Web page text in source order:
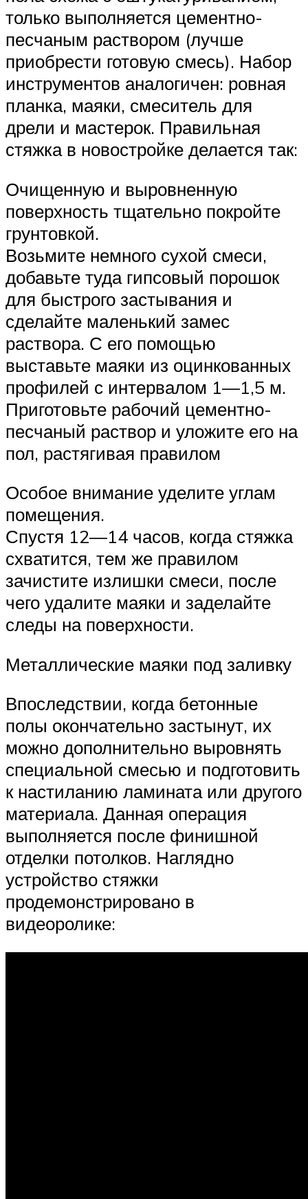
только выполняется цементно-
песчаным раствором (лучше
приобрести готовую смесь). Набор
инструментов аналогичен: ровная
планка, маяки, смеситель для
дрели и мастерок. Правильная
стяжка в новостройке делается так:
Очищенную и выровненную
поверхность тщательно покройте
грунтовкой.
Возьмите немного сухой смеси,
добавьте туда гипсовый порошок
для быстрого застывания и
сделайте маленький замес
раствора. С его помощью
выставьте маяки из оцинкованных
профилей с интервалом 1—1,5 м.
Приготовьте рабочий цементно-
песчаный раствор и уложите его на
пол, растягивая правилом
Особое внимание уделите углам
помещения.
Спустя 12—14 часов, когда стяжка
схватится, тем же правилом
зачистите излишки смеси, после
чего удалите маяки и заделайте
следы на поверхности.
Металлические маяки под заливку
Впоследствии, когда бетонные
полы окончательно застынут, их
можно дополнительно выровнять
специальной смесью и подготовить
к настиланию ламината или другого
материала. Данная операция
выполняется после финишной
отделки потолков. Наглядно
устройство стяжки
продемонстрировано в
видеоролике: